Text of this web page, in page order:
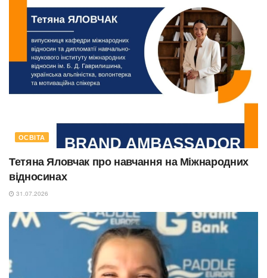
ОСВІТА
Тетяна Яловчак про навчання на Міжнародних
відносинах
31.07.2026